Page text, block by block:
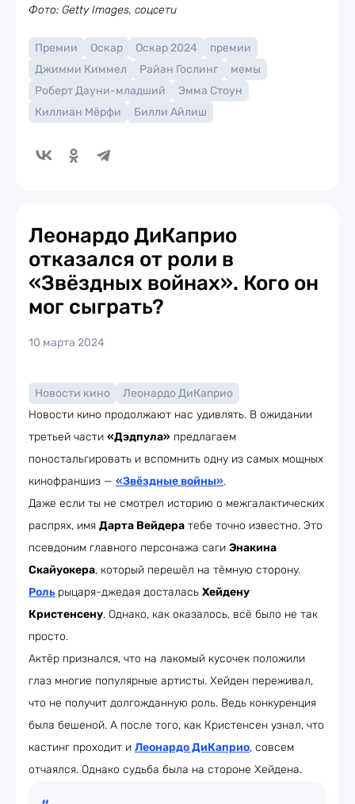
Фото: Getty Images, соцсети
Премии Оскар Оскар 2024
премии
Джимми Киммел
Райан Гослинг
мемы
Роберт Дауни-младший
Эмма Стоун
Киллиан Мёрфи
Билли Айлиш
Леонардо ДиКаприо
отказался от роли в
«Звёздных войнах». Кого он
мог сыграть?
10 марта 2024
Новости кино
Леонардо ДиКаприо
Новости кино продолжают нас удивлять. В ожидании
третьей части «Дэдпула» предлагаем
поностальгировать и вспомнить одну из самых мощных
кинофраншиз — «Звёздные войны».
Даже если ты не смотрел историю о межгалактических
распрях, имя Дарта Вейдера тебе точно известно. Это
псевдоним главного персонажа саги Энакина
Скайуокера, который перешёл на тёмную сторону.
Роль рыцаря-джедая досталась Хейдену
Кристенсену. Однако, как оказалось, всё было не так
просто.
Актёр признался, что на лакомый кусочек положили
глаз многие популярные артисты. Хейден переживал,
что не получит долгожданную роль. Ведь конкуренция
была бешеной. А после того, как Кристенсен узнал, что
кастинг проходит и Леонардо ДиКаприо, совсем
отчаялся. Однако судьба была на стороне Хейдена.